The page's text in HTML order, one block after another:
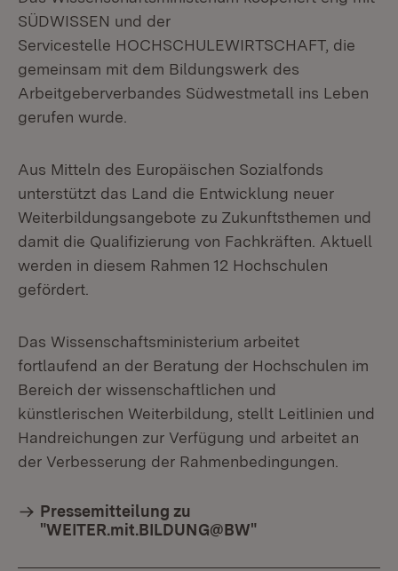
SÜDWISSEN und der
Servicestelle HOCHSCHULEWIRTSCHAFT, die
gemeinsam mit dem Bildungswerk des
Arbeitgeberverbandes Südwestmetall ins Leben
gerufen wurde.
Aus Mitteln des Europäischen Sozialfonds
unterstützt das Land die Entwicklung neuer
Weiterbildungsangebote zu Zukunftsthemen und
damit die Qualifizierung von Fachkräften. Aktuell
werden in diesem Rahmen 12 Hochschulen
gefördert.
Das Wissenschaftsministerium arbeitet
fortlaufend an der Beratung der Hochschulen im
Bereich der wissenschaftlichen und
künstlerischen Weiterbildung, stellt Leitlinien und
Handreichungen zur Verfügung und arbeitet an
der Verbesserung der Rahmenbedingungen.
Pressemitteilung zu
"WEITER.mit.BILDUNG@BW"